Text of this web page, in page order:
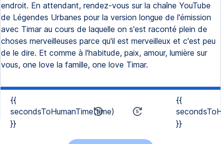
endroit. En attendant, rendez-vous sur la chaîne YouTube
de Légendes Urbanes pour la version longue de l'émission
avec Timar au cours de laquelle on s'est raconté plein de
choses merveilleuses parce qu'il est merveilleux et c'est peu
de le dire. Et comme à l'habitude, paix, amour, lumière sur
vous, one love la famille, one love Timar.
{{
secondsToHumanTime(time)
}}
{{
}}